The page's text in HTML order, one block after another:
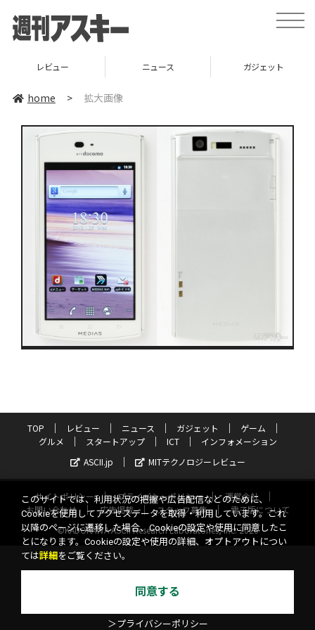
toggle
レビュー ニュース ガジェット
home > 拡大画像
TOP レビュー ニュース ガジェット
ゲーム
グルメ
スタートアップ ICT
インフォメーション
ASCII.jp
MITテクノロジーレビュー
サイトポリシー プライバシーポリシー
運営会社
お問い合わせ
広告掲載 スタッフ募集
電子版について
©KADOKAWA ASCII Research Laboratories, Inc. 2026
このサイトでは、利用状況の把握や広告配信などのために、
Cookieを使用してアクセスデータを取得・利用しています。これ
以降のページに遷移した場合、Cookieの設定や使用に同意したこ
とになります。Cookieの設定や使用の詳細、オプトアウトについ
ては詳細 をご覧ください。
同意する
＞プライバシーポリシー